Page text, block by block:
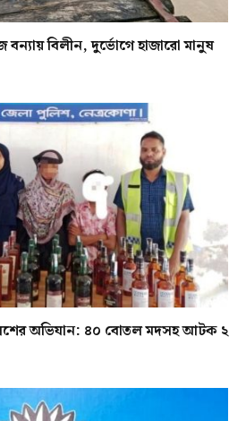
বন্যায় বিলীন, দুর্ভোগে হাজারো মানুষ
অভিযান: ৪০ বোতল মদসহ আটক ২